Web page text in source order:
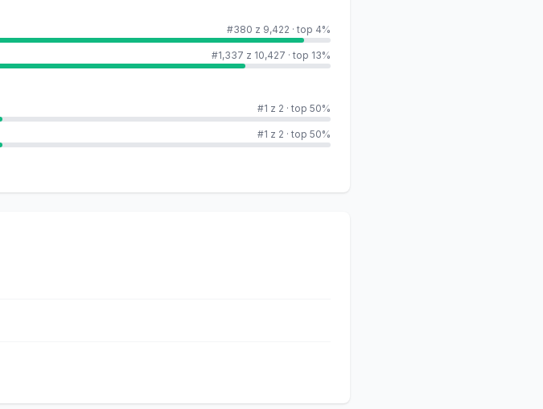
#380 z 9,422 · top 4%
#1,337 z 10,427 · top 13%
#1 z 2 · top 50%
#1 z 2 · top 50%